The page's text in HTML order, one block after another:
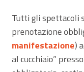
Tutti gli spettacoli
prenotazione
manifestazione)
al cucchiaio”